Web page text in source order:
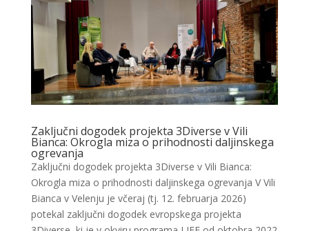
Zaključni dogodek projekta 3Diverse v Vili
Bianca: Okrogla miza o prihodnosti daljinskega
ogrevanja
Zaključni dogodek projekta 3Diverse v Vili Bianca:
Okrogla miza o prihodnosti daljinskega ogrevanja V Vili
Bianca v Velenju je včeraj (tj. 12. februarja 2026)
potekal zaključni dogodek evropskega projekta